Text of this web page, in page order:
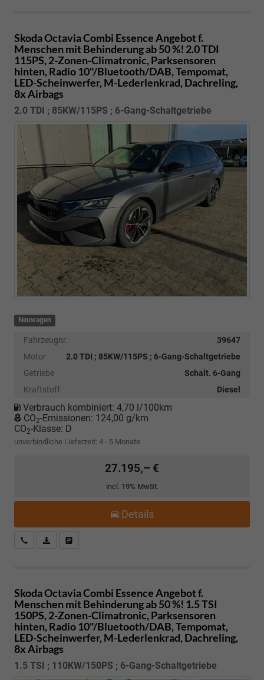
Skoda Octavia Combi Essence Angebot f.
Menschen mit Behinderung ab 50 %! 2.0 TDI
115PS, 2-Zonen-Climatronic, Parksensoren
hinten, Radio 10"/Bluetooth/DAB, Tempomat,
LED-Scheinwerfer, M-Lederlenkrad, Dachreling,
8x Airbags
2.0 TDI ; 85KW/115PS ; 6-Gang-Schaltgetriebe
Neuwagen
Fahrzeugnr.
39647
Motor
2.0 TDI ; 85KW/115PS ; 6-Gang-Schaltgetriebe
Getriebe
Schalt. 6-Gang
Kraftstoff
Diesel
Verbrauch kombiniert: 4,70 l/100km
CO2-Emissionen: 124,00 g/km
CO2-Klasse: D
unverbindliche Lieferzeit: 4 - 5 Monate
27.195,– €
incl. 19% MwSt.
Details
Kostenloser Rückruf-Service
PDF-Datei, Fahrzeugexposé drucken
Skoda Octavia Combi Essence Angebot f.
Menschen mit Behinderung ab 50 %! 1.5 TSI
150PS, 2-Zonen-Climatronic, Parksensoren
hinten, Radio 10"/Bluetooth/DAB, Tempomat,
LED-Scheinwerfer, M-Lederlenkrad, Dachreling,
8x Airbags
1.5 TSI ; 110KW/150PS ; 6-Gang-Schaltgetriebe